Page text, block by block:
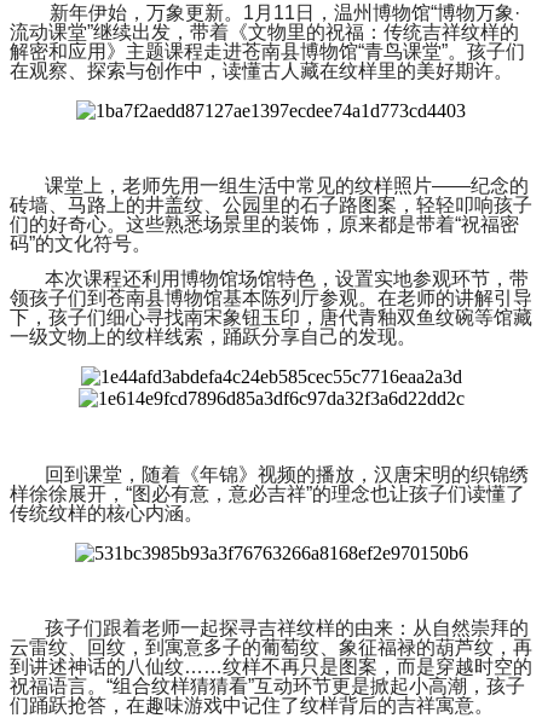
新年伊始，万象更新。1月11日，温州博物馆“博物万象·
流动课堂”继续出发，带着《文物里的祝福：传统吉祥纹样的
解密和应用》主题课程走进苍南县博物馆“青鸟课堂”。孩子们
在观察、探索与创作中，读懂古人藏在纹样里的美好期许。
课堂上，老师先用一组生活中常见的纹样照片——纪念的
砖墙、马路上的井盖纹、公园里的石子路图案，轻轻叩响孩子
们的好奇心。这些熟悉场景里的装饰，原来都是带着“祝福密
码”的文化符号。
本次课程还利用博物馆场馆特色，设置实地参观环节，带
领孩子们到苍南县博物馆基本陈列厅参观。在老师的讲解引导
下，孩子们细心寻找南宋象钮玉印，唐代青釉双鱼纹碗等馆藏
一级文物上的纹样线索，踊跃分享自己的发现。
回到课堂，随着《年锦》视频的播放，汉唐宋明的织锦绣
样徐徐展开，“图必有意，意必吉祥”的理念也让孩子们读懂了
传统纹样的核心内涵。
孩子们跟着老师一起探寻吉祥纹样的由来：从自然崇拜的
云雷纹、回纹，到寓意多子的葡萄纹、象征福禄的葫芦纹，再
到讲述神话的八仙纹……纹样不再只是图案，而是穿越时空的
祝福语言。“组合纹样猜猜看”互动环节更是掀起小高潮，孩子
们踊跃抢答，在趣味游戏中记住了纹样背后的吉祥寓意。